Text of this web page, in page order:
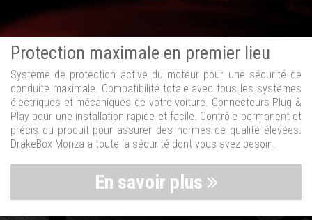
Protection maximale en premier lieu
Système de protection active du moteur pour une sécurité de
conduite maximale. Compatibilité totale avec tous les systèmes
électriques et mécaniques de votre voiture. Connecteurs Plug &
Play pour une installation rapide et facile. Contrôle permanent et
précis du produit pour assurer des normes de qualité élevées.
DrakeBox Monza a toute la sécurité dont vous avez besoin.
En savoir plus